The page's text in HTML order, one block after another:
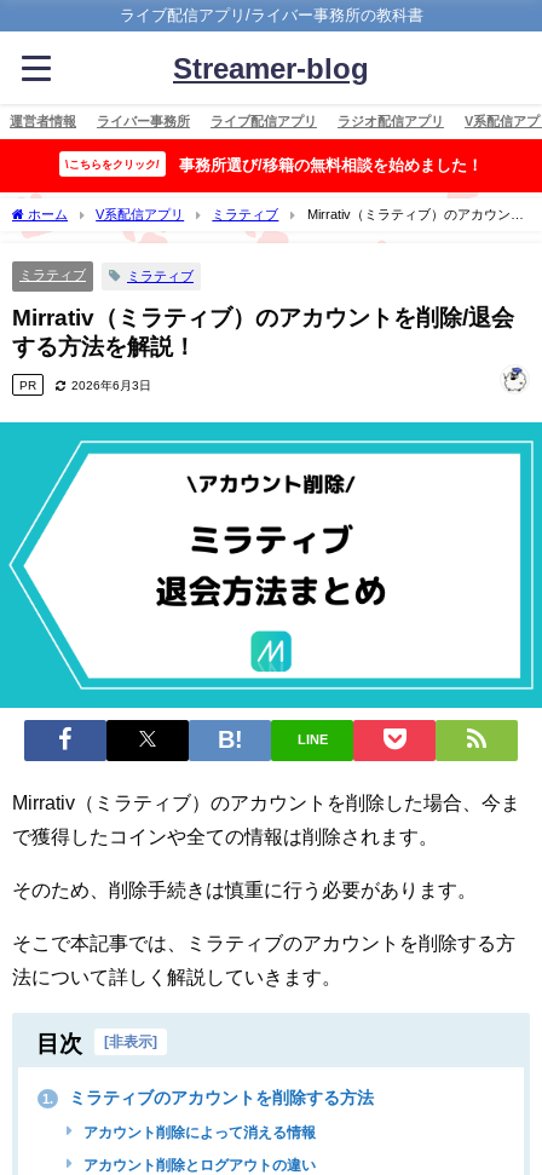
ライブ配信アプリ/ライバー事務所の教科書
Streamer-blog
運営者情報 ライバー事務所 ライブ配信アプリ ラジオ配信アプリ V系配信アプ
\こちらをクリック/ 事務所選び/移籍の無料相談を始めました！
ホーム V系配信アプリ ミラティブ
Mirrativ（ミラティブ）のアカウント
を削除/退会する方法を解説！
ミラティブ ミラティブ
Mirrativ（ミラティブ）のアカウントを削除/退会
する方法を解説！
PR 2026年6月3日
LINE
Mirrativ（ミラティブ）のアカウントを削除した場合、今ま
で獲得したコインや全ての情報は削除されます。
そのため、削除手続きは慎重に行う必要があります。
そこで本記事では、ミラティブのアカウントを削除する方
法について詳しく解説していきます。
目次 [非表示]
1. ミラティブのアカウントを削除する方法
アカウント削除によって消える情報
アカウント削除とログアウトの違い